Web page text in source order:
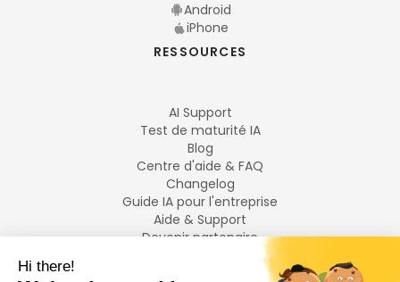
Android
iPhone
RESSOURCES
AI Support
Test de maturité IA
Blog
Centre d'aide & FAQ
Changelog
Guide IA pour l'entreprise
Aide & Support
Devenir partenaire